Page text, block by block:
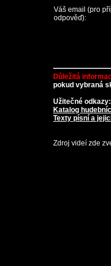
Váš email (pro
odpověď):
Důležitá
pokud vybraná
Užitečné odkazy:
Katalog
Texty písní a
Zdroj videí zde